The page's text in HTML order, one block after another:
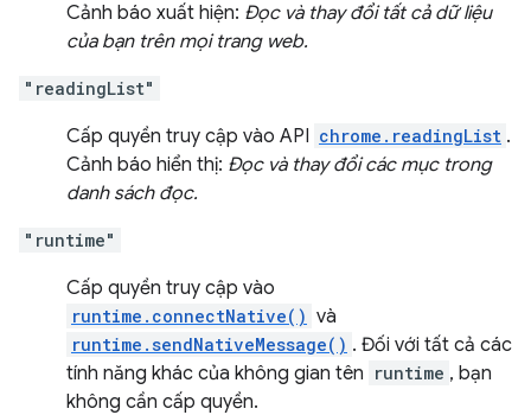
Cảnh báo xuất hiện: Đọc và thay đổi tất cả dữ liệu
của bạn trên mọi trang web.
"readingList"
Cấp quyền truy cập vào API chrome.readingList .
Cảnh báo hiển thị: Đọc và thay đổi các mục trong
danh sách đọc.
"runtime"
Cấp quyền truy cập vào
runtime.connectNative() và
runtime.sendNativeMessage() . Đối với tất cả các
tính năng khác của không gian tên runtime , bạn
không cần cấp quyền.